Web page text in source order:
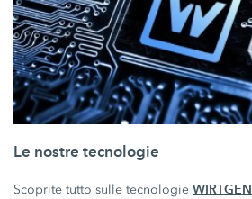
Le nostre tecnologie
Scoprite tutto sulle tecnologieWIRTGEN